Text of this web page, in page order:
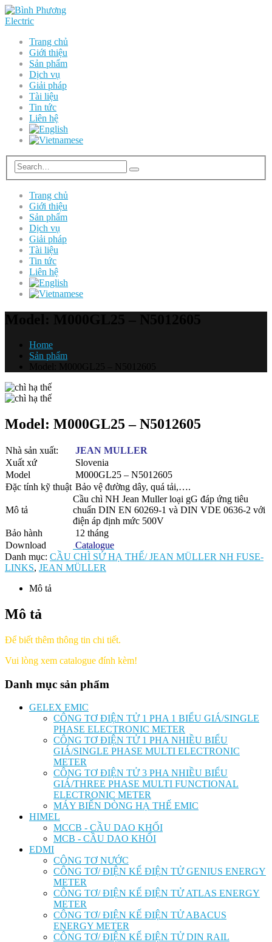
Trang chủ
Giới thiệu
Sản phẩm
Dịch vụ
Giải pháp
Tài liệu
Tin tức
Liên hệ
Trang chủ
Giới thiệu
Sản phẩm
Dịch vụ
Giải pháp
Tài liệu
Tin tức
Liên hệ
Home
Sản phẩm
Model: M000GL25 – N5012605
Nhà sản xuất:
JEAN MULLER
Xuất xứ
Slovenia
Model
M000GL25 – N5012605
Đặc tính kỹ thuật Bảo vệ đường dây, quá tải,….
Mô tả
Cầu chì NH Jean Muller loại gG đáp ứng tiêu
chuẩn DIN EN 60269-1 và DIN VDE 0636-2 với
điện áp định mức 500V
Bảo hành
12 tháng
Download
Catalogue
Danh mục: CẦU CHÌ SỨ HẠ THẾ/ JEAN MÜLLER NH FUSE-
LINKS, JEAN MÜLLER
Mô tả
Mô tả
Để biết thêm thông tin chi tiết.
Vui lòng xem catalogue đính kèm!
Danh mục sản phẩm
GELEX EMIC
CÔNG TƠ ĐIỆN TỬ 1 PHA 1 BIỂU GIÁ/SINGLE
PHASE ELECTRONIC METER
CÔNG TƠ ĐIỆN TỬ 1 PHA NHIỀU BIỂU
GIÁ/SINGLE PHASE MULTI ELECTRONIC
METER
CÔNG TƠ ĐIỆN TỬ 3 PHA NHIỀU BIỂU
GIÁ/THREE PHASE MULTI FUNCTIONAL
ELECTRONIC METER
MÁY BIẾN DÒNG HẠ THẾ EMIC
HIMEL
MCCB - CẦU DAO KHỐI
MCB - CẦU DAO KHỐI
EDMI
CÔNG TƠ NƯỚC
CÔNG TƠ/ ĐIỆN KẾ ĐIỆN TỬ GENIUS ENERGY
METER
CÔNG TƠ/ ĐIỆN KẾ ĐIỆN TỬ ATLAS ENERGY
METER
CÔNG TƠ/ ĐIỆN KẾ ĐIỆN TỬ ABACUS
ENERGY METER
CÔNG TƠ/ ĐIỆN KẾ ĐIỆN TỬ DIN RAIL